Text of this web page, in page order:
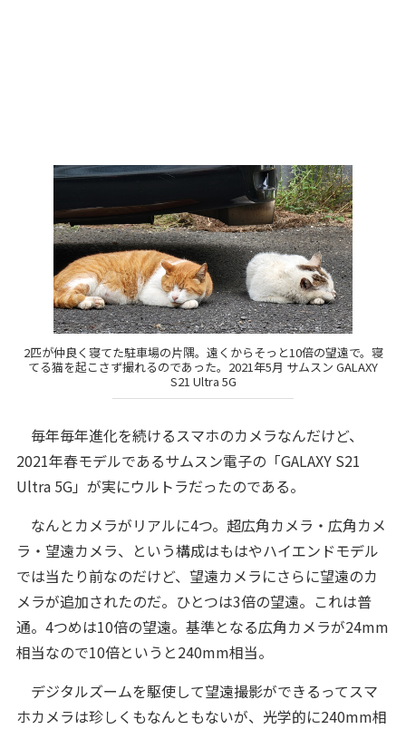
2匹が仲良く寝てた駐車場の片隅。遠くからそっと10倍の望遠で。寝
てる猫を起こさず撮れるのであった。2021年5月 サムスン GALAXY
S21 Ultra 5G
毎年毎年進化を続けるスマホのカメラなんだけど、
2021年春モデルであるサムスン電子の「GALAXY S21
Ultra 5G」が実にウルトラだったのである。
なんとカメラがリアルに4つ。超広角カメラ・広角カメ
ラ・望遠カメラ、という構成はもはやハイエンドモデル
では当たり前なのだけど、望遠カメラにさらに望遠のカ
メラが追加されたのだ。ひとつは3倍の望遠。これは普
通。4つめは10倍の望遠。基準となる広角カメラが24mm
相当なので10倍というと240mm相当。
デジタルズームを駆使して望遠撮影ができるってスマ
ホカメラは珍しくもなんともないが、光学的に240mm相